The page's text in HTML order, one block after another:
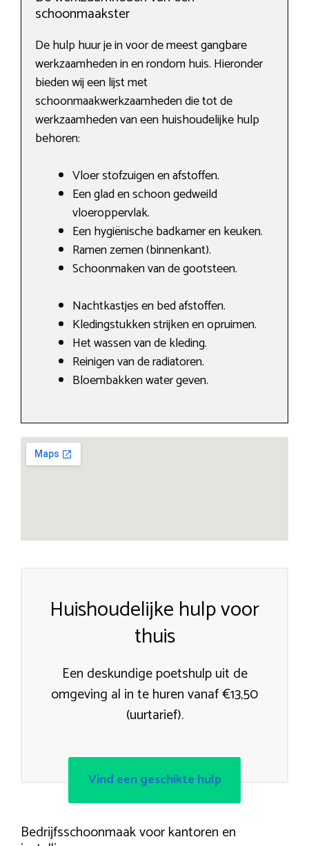
schoonmaakster
De hulp huur je in voor de meest gangbare
werkzaamheden in en rondom huis. Hieronder
bieden wij een lijst met
schoonmaakwerkzaamheden die tot de
werkzaamheden van een huishoudelijke hulp
behoren:
Vloer stofzuigen en afstoffen.
Een glad en schoon gedweild
vloeroppervlak.
Een hygiënische badkamer en keuken.
Ramen zemen (binnenkant).
Schoonmaken van de gootsteen.
Nachtkastjes en bed afstoffen.
Kledingstukken strijken en opruimen.
Het wassen van de kleding.
Reinigen van de radiatoren.
Bloembakken water geven.
Huishoudelijke hulp voor
thuis
Een deskundige poetshulp uit de
omgeving al in te huren vanaf €13,50
(uurtarief).
Vind een geschikte hulp
Bedrijfsschoonmaak voor kantoren en